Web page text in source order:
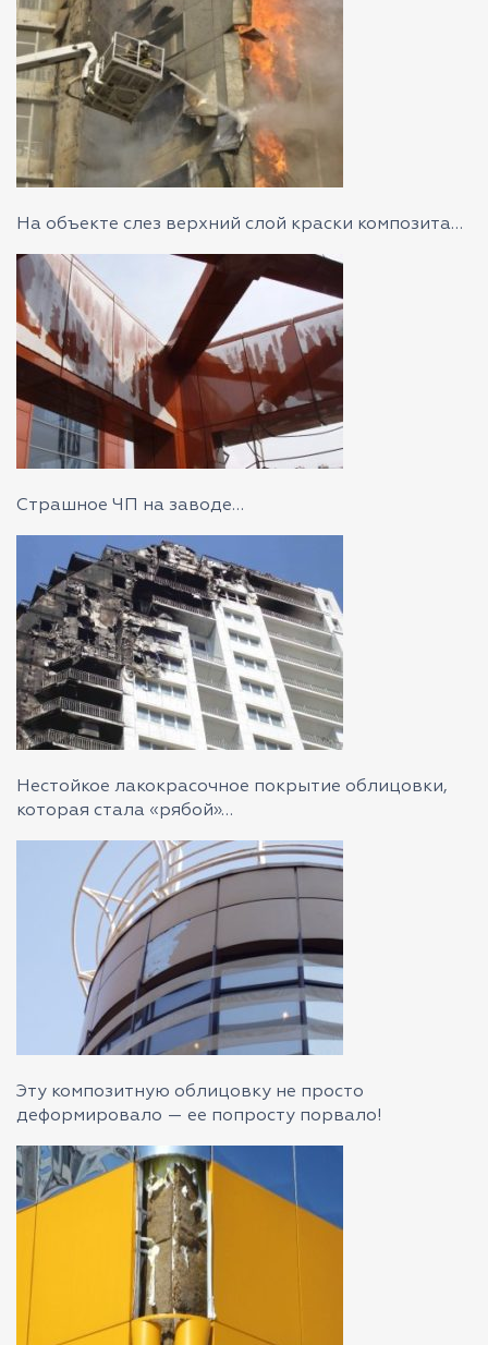
На объекте слез верхний слой краски композита…
Страшное ЧП на заводе…
Нестойкое лакокрасочное покрытие облицовки,
которая стала «рябой»…
Эту композитную облицовку не просто
деформировало — ее попросту порвало!